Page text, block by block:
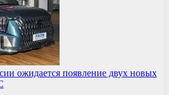
ожидается появление двух новых